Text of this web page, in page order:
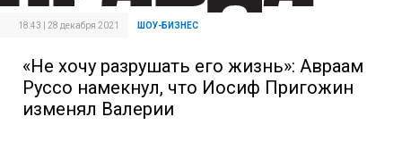
18:43 | 28 декабря 2021 ШОУ-БИЗНЕС
«Не хочу разрушать его жизнь»: Авраам
Руссо намекнул, что Иосиф Пригожин
изменял Валерии